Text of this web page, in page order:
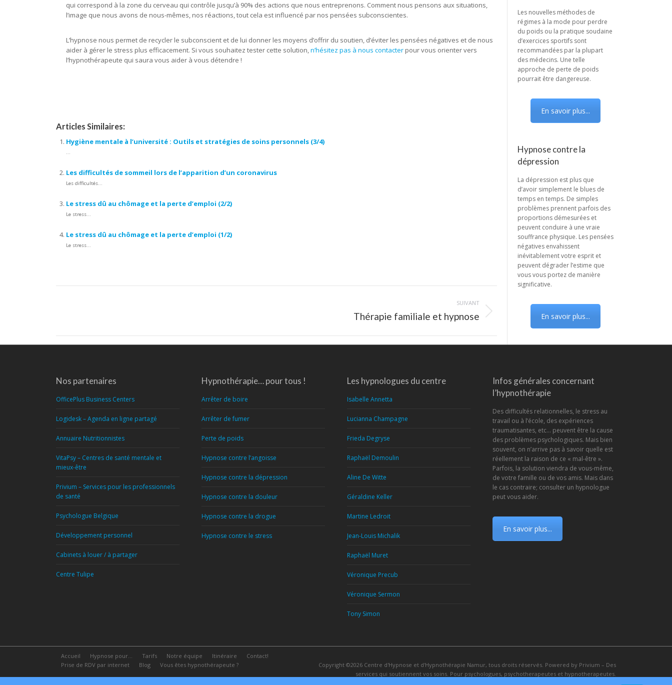
qui correspond à la zone du cerveau qui contrôle jusqu’à 90% des actions que nous entreprenons. Comment nous pensons aux situations,
l’image que nous avons de nous-mêmes, nos réactions, tout cela est influencé par nos pensées subconscientes.
L’hypnose nous permet de recycler le subconscient et de lui donner les moyens d’offrir du soutien, d’éviter les pensées négatives et de nous
aider à gérer le stress plus efficacement. Si vous souhaitez tester cette solution,n’hésitez pas à nous contacter pour vous orienter vers
l’hypnothérapeute qui saura vous aider à vous détendre !
Articles Similaires:
Hygiène mentale à l’université : Outils et stratégies de soins personnels (3/4)
...
Les difficultés de sommeil lors de l’apparition d’un coronavirus
Les difficultés...
Le stress dû au chômage et la perte d’emploi (2/2)
Le stress...
Le stress dû au chômage et la perte d’emploi (1/2)
Le stress...
SUIVANT
:
Thérapie familiale et hypnose
Les nouvelles méthodes de
régimes à la mode pour perdre
du poids ou la pratique soudaine
d’exercices sportifs sont
recommandées par la plupart
des médecins. Une telle
approche de perte de poids
pourrait être dangereuse.
En savoir plus...
Hypnose contre la
dépression
La dépression est plus que
d’avoir simplement le blues de
temps en temps. De simples
problèmes prennent parfois des
proportions démesurées et
peuvent conduire à une vraie
souffrance physique. Les pensées
négatives envahissent
inévitablement votre esprit et
peuvent dégrader l’estime que
vous vous portez de manière
significative.
En savoir plus...
Nos partenaires
OfficePlus Business Centers
Logidesk – Agenda en ligne partagé
Annuaire Nutritionnistes
VitaPsy – Centres de santé mentale et
mieux-être
Privium – Services pour les professionnels
de santé
Psychologue Belgique
Développement personnel
Cabinets à louer / à partager
Centre Tulipe
Hypnothérapie… pour tous !
Arrêter de boire
Arrêter de fumer
Perte de poids
Hypnose contre l’angoisse
Hypnose contre la dépression
Hypnose contre la douleur
Hypnose contre la drogue
Hypnose contre le stress
Les hypnologues du centre
Isabelle Annetta
Lucianna Champagne
Frieda Degryse
Raphaël Demoulin
Aline De Witte
Géraldine Keller
Martine Ledroit
Jean-Louis Michalik
Raphaël Muret
Véronique Precub
Véronique Sermon
Tony Simon
Infos générales concernant
l’hypnothérapie
Des difficultés relationnelles, le stress au
travail ou à l’école, des expériences
traumatisantes, etc... peuvent être la cause
des problèmes psychologiques. Mais bien
souvent, on n’arrive pas à savoir quelle est
réellement la raison de ce « mal-être ».
Parfois, la solution viendra de vous-même,
de votre famille ou de vos amis. Mais dans
le cas contraire; consulter un hypnologue
peut vous aider.
En savoir plus...
Accueil Hypnose pour… Tarifs Notre équipe Itinéraire
Contact!
Prise de RDV par internet
Blog Vous êtes hypnothérapeute ? Copyright ©2026 Centre d'Hypnose et d'Hypnothérapie Namur, tous droits réservés. Powered by Privium – Des
services qui soutiennent vos soins. Pour psychologues, psychotherapeutes et hypnotherapeutes.